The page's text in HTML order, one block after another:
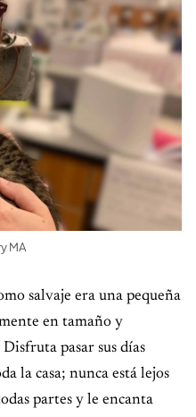
MA
salvaje era una pequeña
en tamaño y
pasar sus días
la casa; nunca está lejos
partes y le encanta